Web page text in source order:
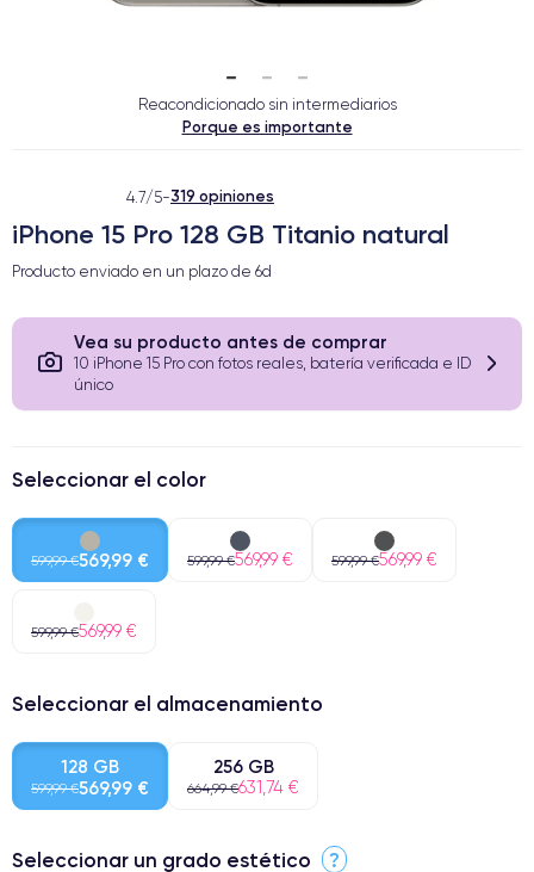
Reacondicionado sin intermediarios
Porque es importante
4.7/5-319 opiniones
iPhone 15 Pro 128 GB Titanio natural
Producto enviado en un plazo de 6d
Vea su producto antes de comprar
10 iPhone 15 Pro con fotos reales, batería verificada e ID
único
Seleccionar el color
599,99 €569,99 € 599,99 €569,99 € 599,99 €569,99 €
599,99 €569,99 €
Seleccionar el almacenamiento
128 GB
599,99 €569,99 €
256 GB
664,99 €631,74 €
Seleccionar un grado estético ?